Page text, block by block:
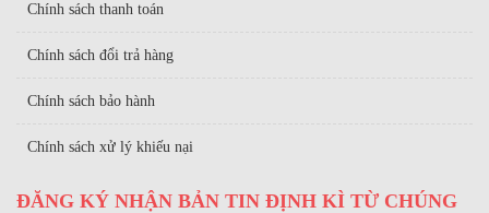
Chính sách thanh toán
Chính sách đổi trả hàng
Chính sách bảo hành
Chính sách xử lý khiếu nại
ĐĂNG KÝ NHẬN BẢN TIN ĐỊNH KÌ TỪ CHÚNG